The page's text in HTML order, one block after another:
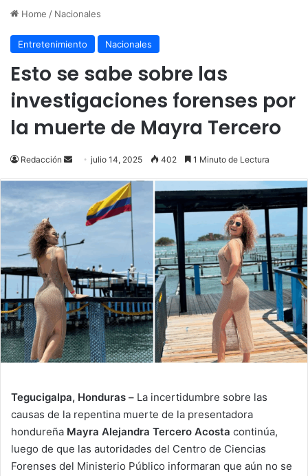
Home / Nacionales
Entretenimiento Nacionales
Esto se sabe sobre las
investigaciones forenses por
la muerte de Mayra Tercero
Redacción
Sendjulio 14, 2025 402 1 Minuto de Lectura
Tegucigalpa, Honduras – La incertidumbre sobre las
causas de la repentina muerte de la presentadora
hondureña Mayra Alejandra Tercero Acosta continúa,
luego de que las autoridades del Centro de Ciencias
Forenses del Ministerio Público informaran que aún no se